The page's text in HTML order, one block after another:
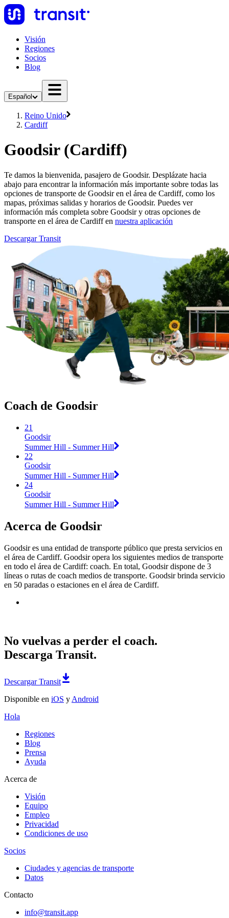
Visión
Regiones
Socios
Blog
Español
Reino Unido
Cardiff
Goodsir (Cardiff)
Te damos la bienvenida, pasajero de Goodsir. Desplázate hacia
abajo para encontrar la información más importante sobre todas las
opciones de transporte de Goodsir en el área de Cardiff, como los
mapas, próximas salidas y horarios de Goodsir. Puedes ver
información más completa sobre Goodsir y otras opciones de
transporte en el área de Cardiff en nuestra aplicación
Descargar Transit
Coach de Goodsir
21
Goodsir
Summer Hill - Summer Hill
22
Goodsir
Summer Hill - Summer Hill
24
Goodsir
Summer Hill - Summer Hill
Acerca de Goodsir
Goodsir es una entidad de transporte público que presta servicios en
el área de Cardiff. Goodsir opera los siguientes medios de transporte
en todo el área de Cardiff: coach. En total, Goodsir dispone de 3
líneas o rutas de coach medios de transporte. Goodsir brinda servicio
en 50 paradas o estaciones en el área de Cardiff.
No vuelvas a perder el coach.
Descarga Transit.
Descargar Transit
Disponible en iOS y Android
Hola
Regiones
Blog
Prensa
Ayuda
Acerca de
Visión
Equipo
Empleo
Privacidad
Condiciones de uso
Socios
Ciudades y agencias de transporte
Datos
Contacto
info@transit.app